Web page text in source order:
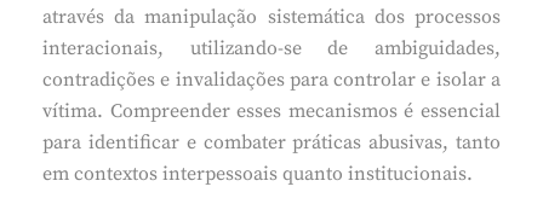
através da manipulação sistemática dos processos
interacionais, utilizando-se de ambiguidades,
contradições e invalidações para controlar e isolar a
vítima. Compreender esses mecanismos é essencial
para identificar e combater práticas abusivas, tanto
em contextos interpessoais quanto institucionais.